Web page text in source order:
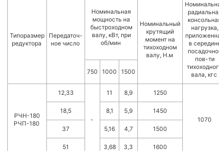
Типоразмер
редуктора
Передаточ-
ное число
Номинальная
мощность на
быстроходном
валу, кВт, при
об/мин
Номинальный
крутящий
момент на
тихоходном
валу, Н.м
нагрузка,
в
пов-ти
вала, кгс
750 1000 1500
РЧН-180
РЧП-180
12,33
-
11 8,9 1250
1070
18,5 8,1 5,9 1450
37 5,16 4,7 1500
51 3,68 3,3 1600